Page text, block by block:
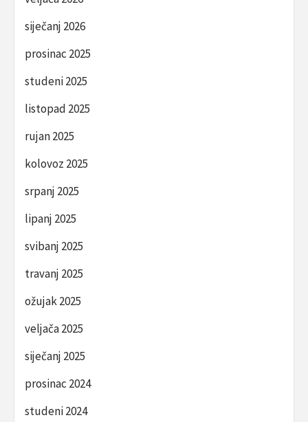
siječanj 2026
prosinac 2025
studeni 2025
listopad 2025
rujan 2025
kolovoz 2025
srpanj 2025
lipanj 2025
svibanj 2025
travanj 2025
ožujak 2025
veljača 2025
siječanj 2025
prosinac 2024
studeni 2024